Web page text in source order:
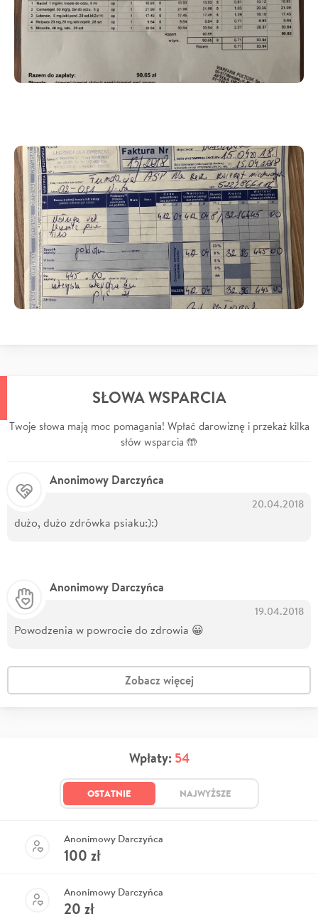
SŁOWA WSPARCIA
Twoje słowa mają moc pomagania! Wpłać darowiznę i przekaż kilka
słów wsparcia 🤲
Anonimowy Darczyńca
20.04.2018
dużo, dużo zdrówka psiaku:):)
Anonimowy Darczyńca
19.04.2018
Powodzenia w powrocie do zdrowia 😀
Zobacz więcej
Wpłaty: 54
OSTATNIE NAJWYŻSZE
Anonimowy Darczyńca
100 zł
Anonimowy Darczyńca
20 zł